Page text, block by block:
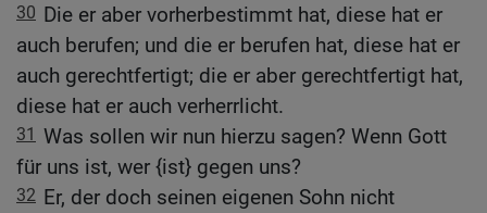
30 Die er aber vorherbestimmt hat, diese hat er
auch berufen; und die er berufen hat, diese hat er
auch gerechtfertigt; die er aber gerechtfertigt hat,
diese hat er auch verherrlicht.
31 Was sollen wir nun hierzu sagen? Wenn Gott
für uns ist, wer {ist} gegen uns?
32 Er, der doch seinen eigenen Sohn nicht